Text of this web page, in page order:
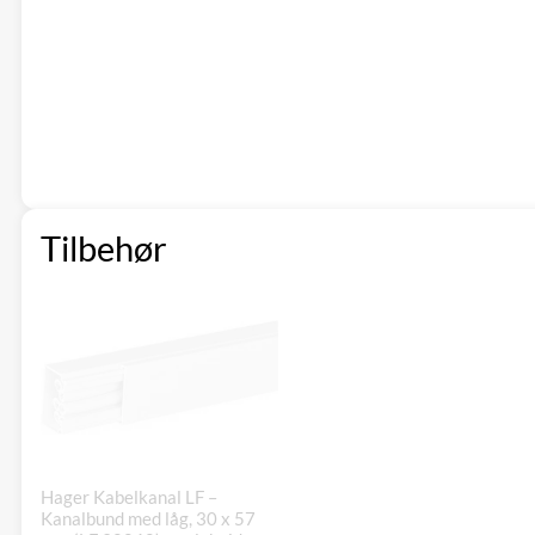
Tilbehør
Hager Kabelkanal LF –
Kanalbund med låg, 30 x 57